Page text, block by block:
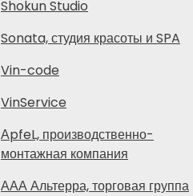
Shokun Studio
Sonata, студия красоты и SPA
Vin-code
VinService
АpfeL, производственно-
монтажная компания
ААА Альтерра, торговая группа